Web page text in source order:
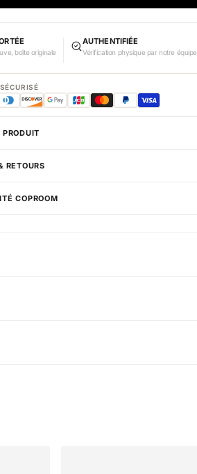
boîte originale
AUTHENTIFIÉE
Vérification physique par notre équipe
RETOURS
COPROOM